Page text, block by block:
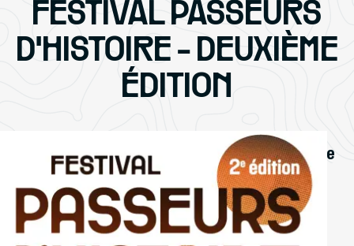
FESTIVAL PASSEURS
D'HISTOIRE - DEUXIÈME
ÉDITION
Le festival dédié à la transmission de l'histoire